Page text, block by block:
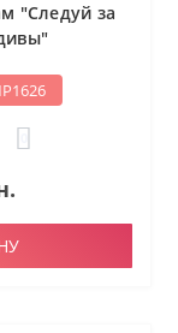
"Следуй за